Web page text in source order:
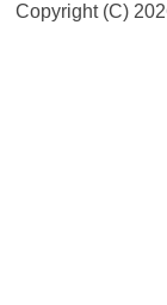
Copyright (C)